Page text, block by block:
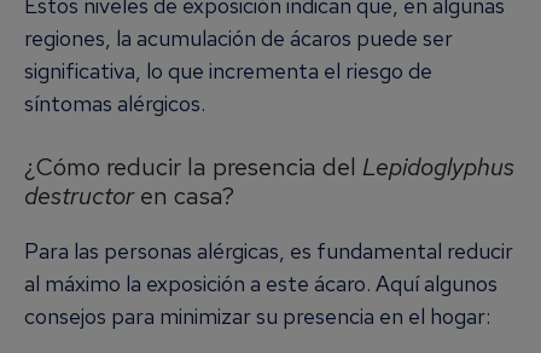
Estos niveles de exposición indican que, en algunas
regiones, la acumulación de ácaros puede ser
significativa, lo que incrementa el riesgo de
síntomas alérgicos.
¿Cómo reducir la presencia del Lepidoglyphus
destructoren casa?
Para las personas alérgicas, es fundamental reducir
al máximo la exposición a este ácaro. Aquí algunos
consejos para minimizar su presencia en el hogar: